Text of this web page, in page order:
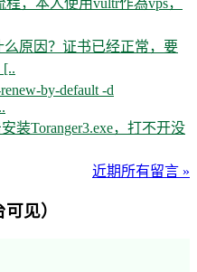
么原因？证书已经正常，要
[..
by-default -d
装Toranger3.exe，打不开没
近期所有留言 »
见）